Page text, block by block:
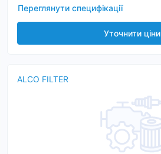
Переглянути специфікації
Уточнити ціни
ALCO FILTER